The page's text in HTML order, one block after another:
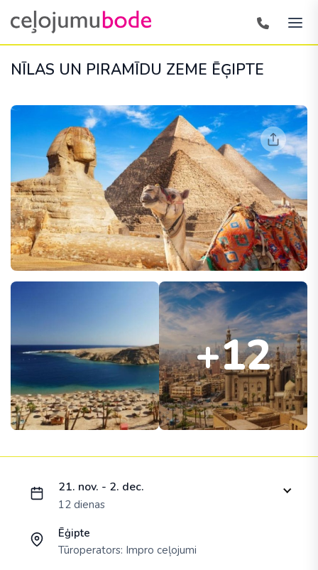
NĪLAS UN PIRAMĪDU ZEME ĒĢIPTE
+12
21. nov. - 2. dec.
12 dienas
Ēģipte
Tūroperators: Impro ceļojumi